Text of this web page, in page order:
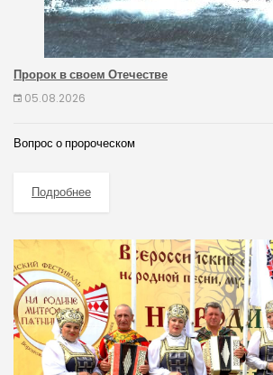
Пророк в своем Отечестве
05.08.2026
Вопрос о пророческом
Подробнее